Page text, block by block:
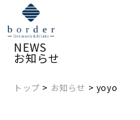
NEWS
お知らせ
トップ > お知らせ > yoyo